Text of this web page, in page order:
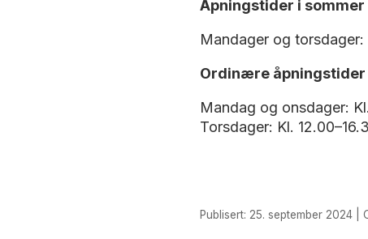
Åpningstider i sommer
Mandager og torsdager:
Ordinære åpningstider
Mandag og onsdager:
Torsdager: Kl.
Publisert: 25. september 2024 |